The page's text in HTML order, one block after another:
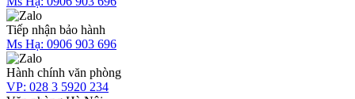
Tiếp nhận bảo hành
Ms Hạ: 0906 903 696
Hành chính văn phòng
VP: 028 3 5920 234